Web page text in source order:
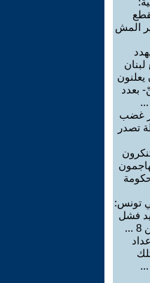
المش
يعلنون
بعدد
غضب
تصدر
تونس:
فشل
...